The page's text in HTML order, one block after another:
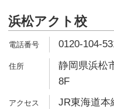
浜松アクト校
0120-104-
静岡県浜松
8F
JR東海道本